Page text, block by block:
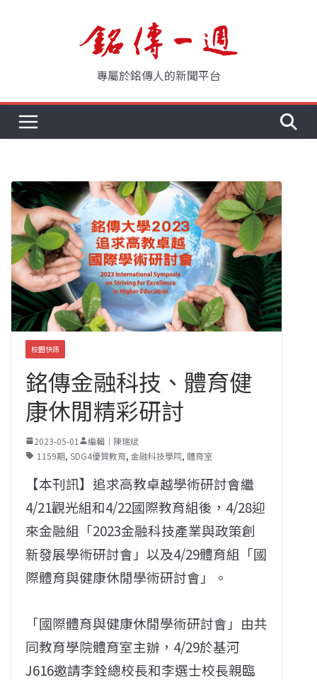
專屬於銘傳人的新聞平台
校園快訊
銘傳金融科技、體育健
康休閒精彩研討
2023-05-01
編輯｜陳瑞斌
1159期, SDG4優質教育, 金融科技學院, 體育室
【本刊訊】追求高教卓越學術研討會繼
4/21觀光組和4/22國際教育組後，4/28迎
來金融組「2023金融科技產業與政策創
新發展學術研討會」以及4/29體育組「國
際體育與健康休閒學術研討會」。
「國際體育與健康休閒學術研討會」由共
同教育學院體育室主辦，4/29於基河
J616邀請李銓總校長和李選士校長親臨